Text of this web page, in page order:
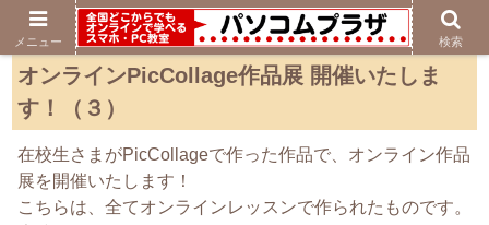
オンラインPicCollage作品展 開催いたしま
す！（３）
在校生さまがPicCollageで作った作品で、オンライン作品
展を開催いたします！
こちらは、全てオンラインレッスンで作られたものです。
メニュー 検索